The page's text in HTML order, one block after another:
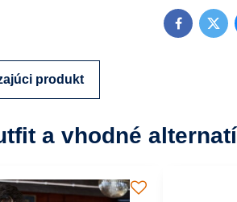
Facebook
produkt
a vhodné